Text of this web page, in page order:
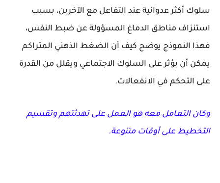
سلوك أكثر عدوانية عند التفاعل مع الآخرين، بسبب
استنزاف مناطق الدماغ المسؤولة عن ضبط النفس،
فهذا النموذج يوضح كيف أن الضغط الذهني المتراكم
يمكن أن يؤثر على السلوك الاجتماعي ويقلل من القدرة
على التحكم في الانفعالات.
وكان التعامل معه هو العمل على تهدئتهم وتقسيم
التخطيط على أوقات متنوعة.